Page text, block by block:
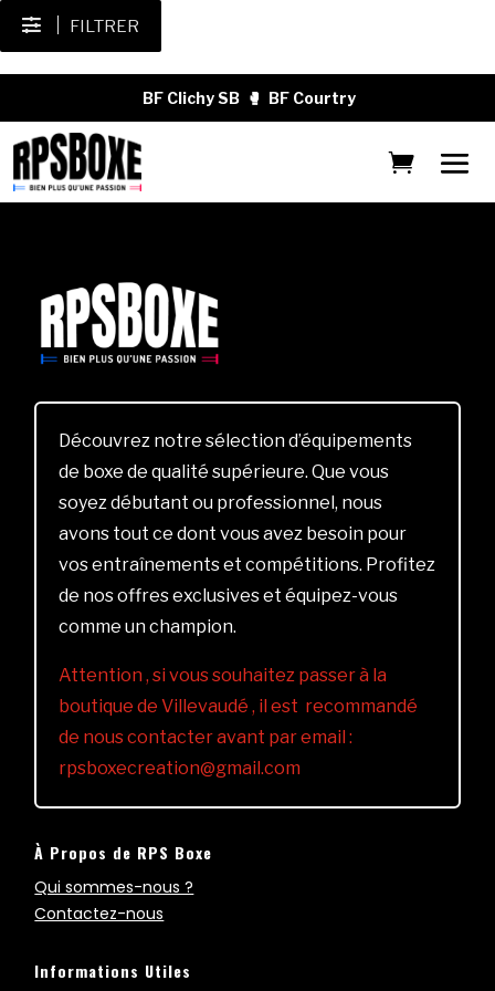
FILTRER
BF Clichy SB 🥊 BF Courtry
Découvrez notre sélection d’équipements
de boxe de qualité supérieure. Que vous
soyez débutant ou professionnel, nous
avons tout ce dont vous avez besoin pour
vos entraînements et compétitions. Profitez
de nos offres exclusives et équipez-vous
comme un champion.
Attention , si vous souhaitez passer à la
boutique de Villevaudé , il est recommandé
de nous contacter avant par email :
rpsboxecreation@gmail.com
À Propos de RPS Boxe
Qui sommes-nous ?
Contactez-nous
Informations Utiles